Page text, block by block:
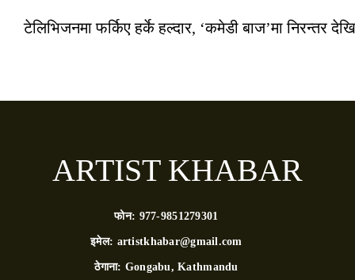
टेलिभिजनमा फर्किए हर्के हल्दार, ‘कमेडी बाज’मा निरन्तर
ARTIST KHABAR
फोन: 977-9851279301
इमेल: artistkhabar@gmail.com
ठेगाना: Gongabu, Kathmandu